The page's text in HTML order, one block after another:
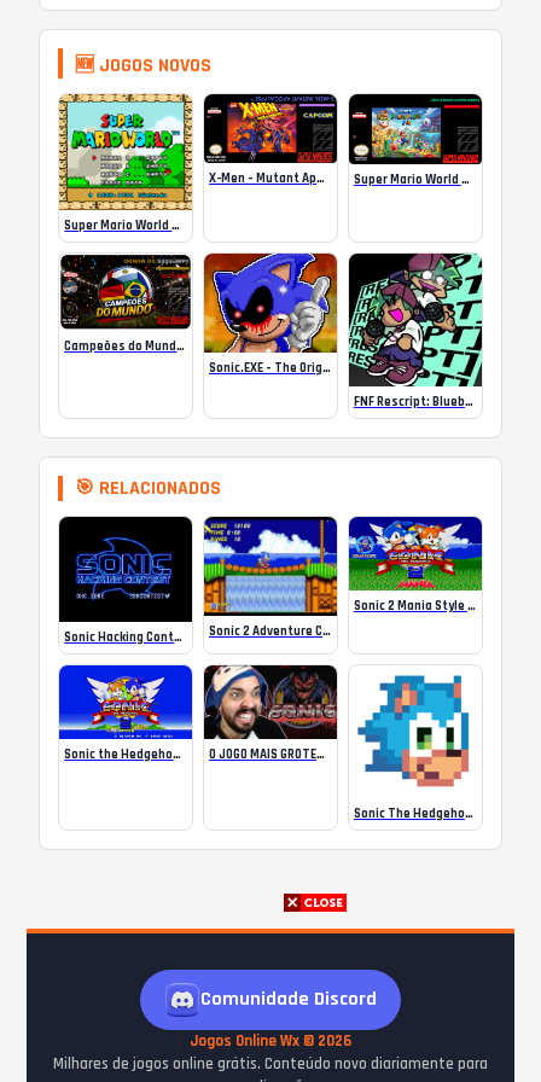
🆕 JOGOS NOVOS
Super Mario World SA-1 Online
X-Men – Mutant Apocalypse Rebalanced Online Super Mario World Mix Online
Campeões do Mundo (ISS) Online
Sonic.EXE – The Original Game Online
FNF Rescript: Blueballed
🎯 RELACIONADOS
Sonic Hacking Contest (Splash Screen) – Sega Master System Sonic 2 Adventure Control
Sonic 2 Mania Style 2 (2024)
Sonic the Hedgehog 2 – Tails mode O JOGO MAIS GROTESCO DO SONIC JÁ FEITO!
Sonic The Hedgehog: Master System
Comunidade Discord
Jogos Online Wx © 2026
Milhares de jogos online grátis. Conteúdo novo diariamente para